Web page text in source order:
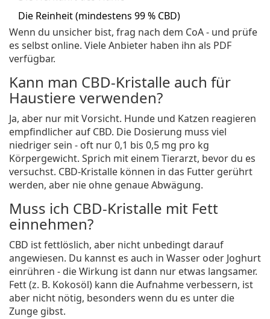
Die Reinheit (mindestens 99 % CBD)
Wenn du unsicher bist, frag nach dem CoA - und prüfe
es selbst online. Viele Anbieter haben ihn als PDF
verfügbar.
Kann man CBD-Kristalle auch für
Haustiere verwenden?
Ja, aber nur mit Vorsicht. Hunde und Katzen reagieren
empfindlicher auf CBD. Die Dosierung muss viel
niedriger sein - oft nur 0,1 bis 0,5 mg pro kg
Körpergewicht. Sprich mit einem Tierarzt, bevor du es
versuchst. CBD-Kristalle können in das Futter gerührt
werden, aber nie ohne genaue Abwägung.
Muss ich CBD-Kristalle mit Fett
einnehmen?
CBD ist fettlöslich, aber nicht unbedingt darauf
angewiesen. Du kannst es auch in Wasser oder Joghurt
einrühren - die Wirkung ist dann nur etwas langsamer.
Fett (z. B. Kokosöl) kann die Aufnahme verbessern, ist
aber nicht nötig, besonders wenn du es unter die
Zunge gibst.